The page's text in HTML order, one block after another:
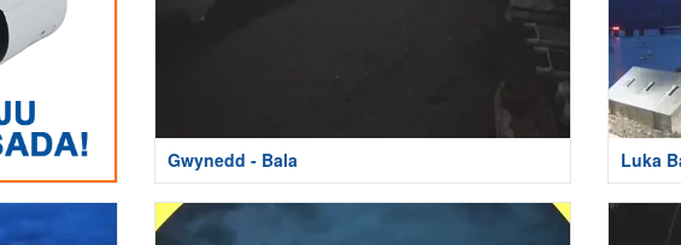
Gwynedd - Bala Luka